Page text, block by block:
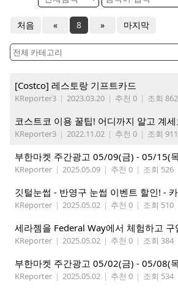
처음 « 8 » 마지막
[Costco] 레스토랑 기프트카드
KReporter3 | 2023.03.20 | 추천 0 | 조회
코스트코 이용 꿀팁! 어디까지 알고 계세
KReporter3 | 2022.11.02 | 추천 0 | 조회
부한마켓 주간광고 05/09(금) - 05/15(
KReporter | 2025.05.09 | 추천 0 | 조회 526
깃털눈썹 - 반영구 눈썹 이벤트 할인! -
KReporter | 2025.05.02 | 추천 0 | 조회 510
세라젬을 Federal Way에서 체험하고
KReporter | 2025.05.02 | 추천 0 | 조회 384
부한마켓 주간광고 05/02(금) - 05/08(
KReporter | 2025.05.02 | 추천 0 | 조회 534